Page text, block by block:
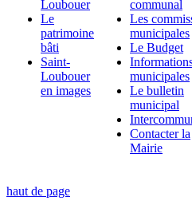
Loubouer
Le
patrimoine
bâti
Saint-
Loubouer
en images
communal
Les
municipales
Le Budget
municipales
Le bulletin
municipal
Contacter la
Mairie
haut de page